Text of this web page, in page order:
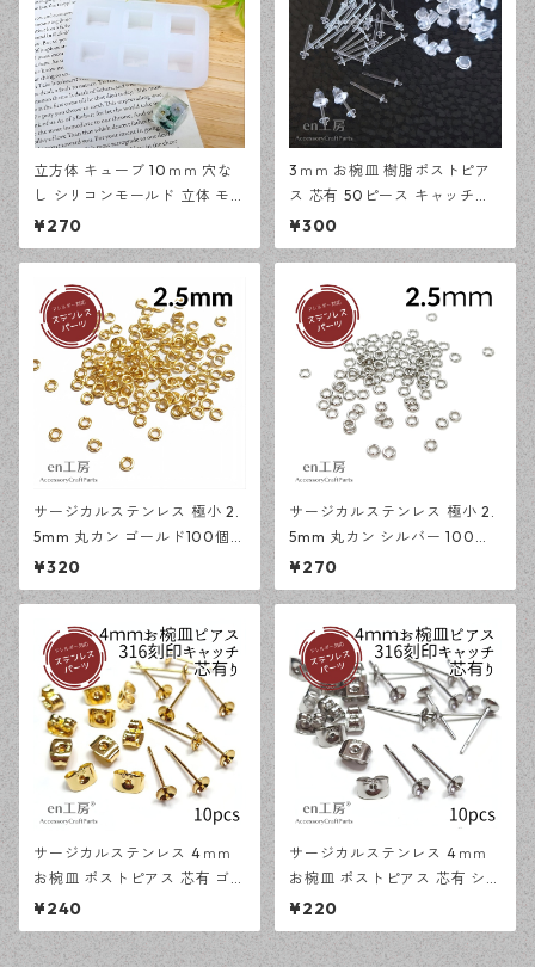
立方体 キューブ 10ｍｍ 穴な
し シリコンモールド 立体 モー
ルド レジン型 アクセサリー資
材【en工房】
¥270
3ｍｍ お椀皿 樹脂ポストピア
ス 芯有 50ピース キャッチセ
ット アレルギー対応 ピアス ハ
ンドメイド資材 【en工房】
¥300
サージカルステンレス 極小 2.
5mm 丸カン ゴールド100個
アレルギー対応 基礎パーツ ハ
ンドメイド資材 【en工房】
¥320
サージカルステンレス 極小 2.
5mm 丸カン シルバー 100個
アレルギー対応 基礎パーツ ハ
ンドメイド資材 【en工房】
¥270
サージカルステンレス 4ｍｍ
お椀皿 ポストピアス 芯有 ゴー
ルド 10ピース 316刻印キャッ
チセット アレルギー対応 ピア
ス ハンドメイド資材 【en工
¥240
サージカルステンレス 4ｍｍ
お椀皿 ポストピアス 芯有 シル
バー 10ピース 316刻印キャッ
チセット アレルギー対応 ピア
ス ハンドメイド資材 【en工
¥220